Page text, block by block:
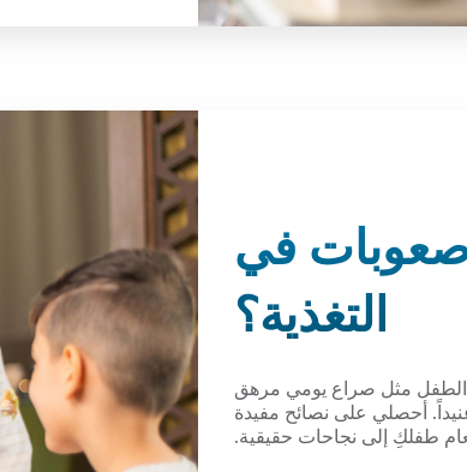
صعوبات في
التغذية؟
الطفل مثل صراع يومي مرهق
أحصلي على نصائح مفيدة
طفلكِ إلى نجاحات حقيقية.